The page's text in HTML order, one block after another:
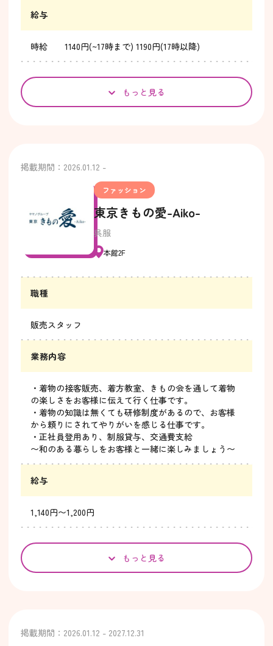
給与
時給 1140円(~17時まで) 1190円(17時以降)
もっと見る
掲載期間：2026.01.12 -
ファッション
東京きもの愛-Aiko-
呉服
本館2F
職種
販売スタッフ
業務内容
・着物の接客販売、着方教室、きもの会を通して着物
の楽しさをお客様に伝えて行く仕事です。
・着物の知識は無くても研修制度があるので、お客様
から頼りにされてやりがいを感じる仕事です。
・正社員登用あり、制服貸与、交通費支給
〜和のある暮らしをお客様と一緒に楽しみましょう〜
給与
1,140円〜1,200円
もっと見る
掲載期間：2026.01.12 - 2027.12.31